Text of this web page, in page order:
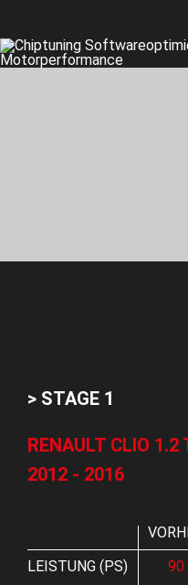
> STAGE 1
RENAULT CLIO
2012 - 2016
LEISTUNG (PS)
90